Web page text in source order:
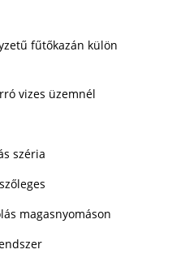
fűtőkazán külön
vizes üzemnél
széria
magasnyomáson